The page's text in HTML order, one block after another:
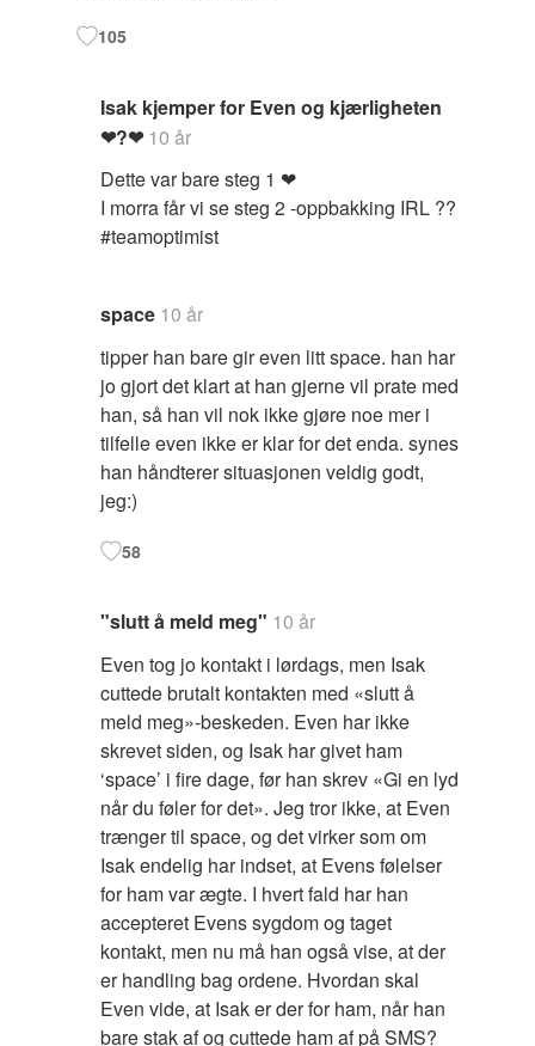
105
Isak kjemper for Even og kjærligheten
❤?❤ 10 år
Dette var bare steg 1 ❤
I morra får vi se steg 2 -oppbakking IRL ??
#teamoptimist
space 10 år
tipper han bare gir even litt space. han har
jo gjort det klart at han gjerne vil prate med
han, så han vil nok ikke gjøre noe mer i
tilfelle even ikke er klar for det enda. synes
han håndterer situasjonen veldig godt,
jeg:)
58
"slutt å meld meg" 10 år
Even tog jo kontakt i lørdags, men Isak
cuttede brutalt kontakten med «slutt å
meld meg»-beskeden. Even har ikke
skrevet siden, og Isak har givet ham
‘space’ i fire dage, før han skrev «Gi en lyd
når du føler for det». Jeg tror ikke, at Even
trænger til space, og det virker som om
Isak endelig har indset, at Evens følelser
for ham var ægte. I hvert fald har han
accepteret Evens sygdom og taget
kontakt, men nu må han også vise, at der
er handling bag ordene. Hvordan skal
Even vide, at Isak er der for ham, når han
bare stak af og cuttede ham af på SMS?